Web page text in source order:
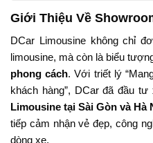
Giới Thiệu Về
DCar Limousine không chỉ
limousine, mà còn là biểu
phong cách. Với triết lý
khách hàng”, DCar đã đầu
Limousine tại Sài Gòn và Hà
tiếp cảm nhận vẻ đẹp, công
dòng xe.